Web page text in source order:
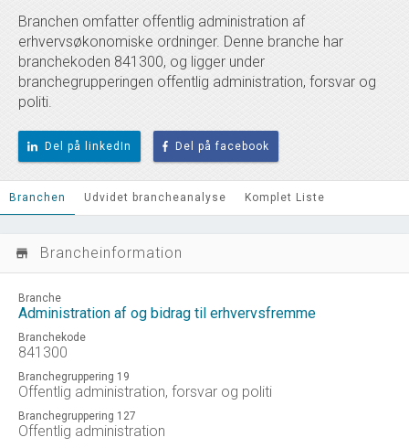
Branchen omfatter offentlig administration af
erhvervsøkonomiske ordninger. Denne branche har
branchekoden 841300, og ligger under
branchegrupperingen offentlig administration, forsvar og
politi.
Del på linkedIn Del på facebook
Branchen Udvidet brancheanalyse Komplet Liste
store_mall_directory Brancheinformation
Branche
Administration af og bidrag til erhvervsfremme
Branchekode
841300
Branchegruppering 19
Offentlig administration, forsvar og politi
Branchegruppering 127
Offentlig administration